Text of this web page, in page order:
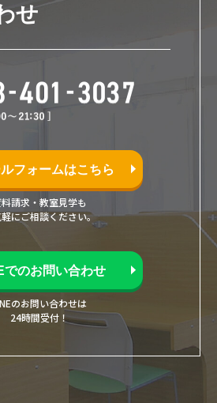
せ
フォームはこちら
請求・教室見学も
にご相談ください。
でのお問い合わせ
のお問い合わせは
24時間受付！